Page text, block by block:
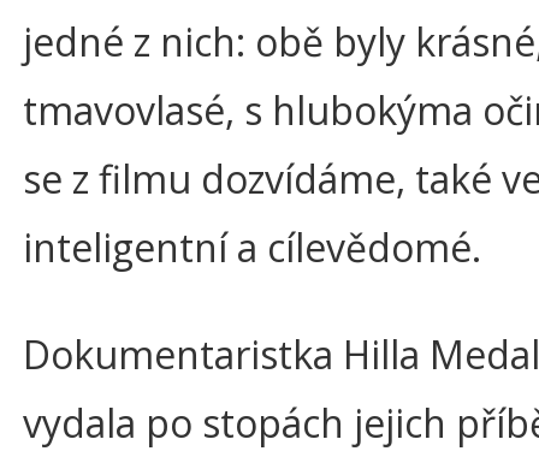
jedné z nich: obě byly
tmavovlasé, s hlubokýma
se z filmu dozvídáme, také
inteligentní a cílevědomé.
Dokumentaristka Hilla
vydala po stopách jejich